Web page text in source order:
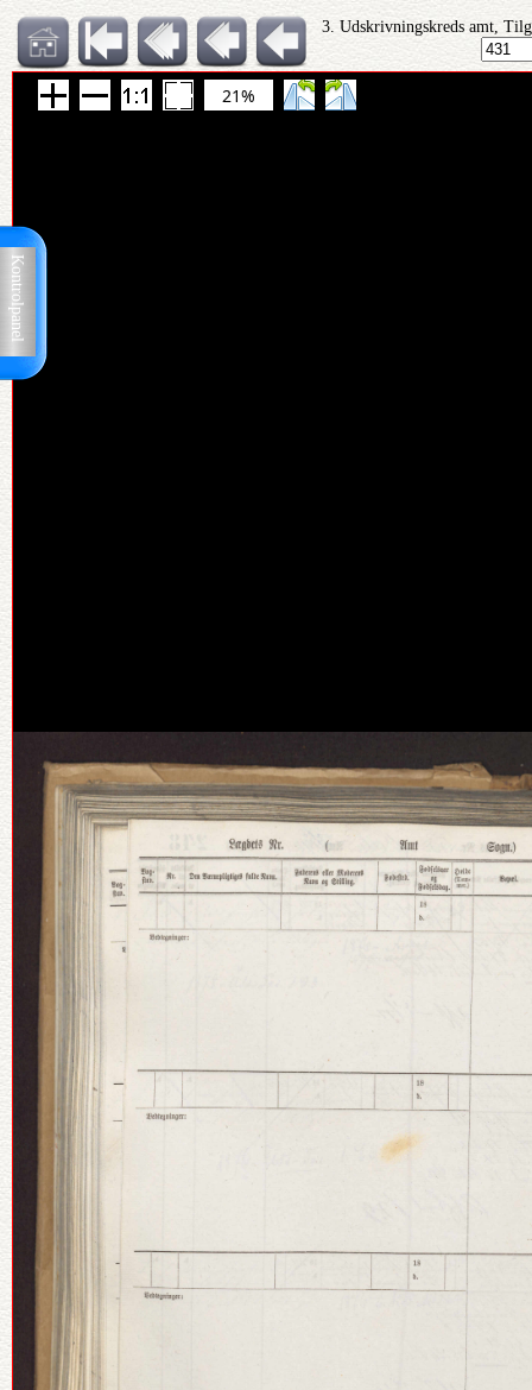
Kontrolpanel
3. Udskrivningskreds amt,
21%